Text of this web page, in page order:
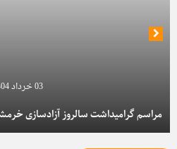
03 خرداد 1404
مراسم گرامیداشت سالروز آزادسازی